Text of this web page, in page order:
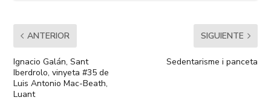
ANTERIOR
Ignacio Galán, Sant
Iberdrolo, vinyeta #35 de
Luis Antonio Mac-Beath,
Luant
SIGUIENTE
Sedentarisme i panceta